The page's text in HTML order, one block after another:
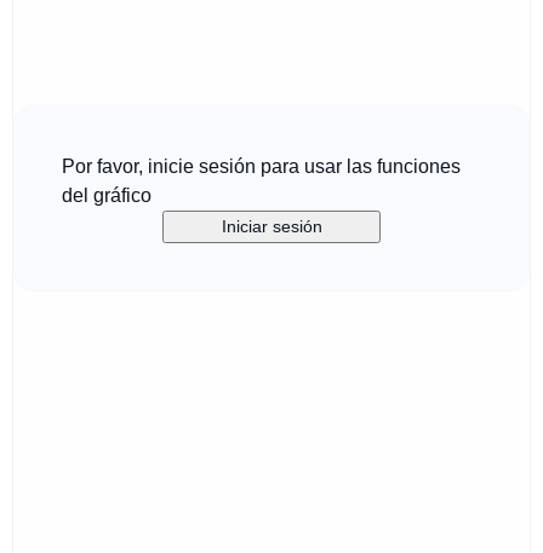
Por favor, inicie sesión para usar las funciones
del gráfico
Iniciar sesión